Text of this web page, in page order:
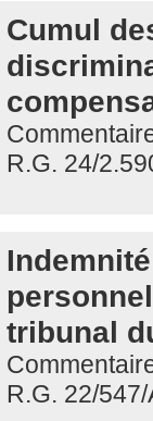
Cumul
R.G. 24/
tribunal
R.G. 22/547/